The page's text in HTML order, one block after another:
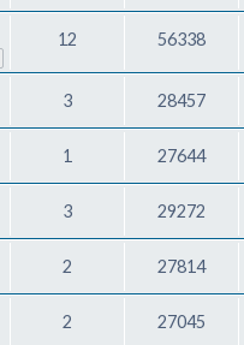
12 56338
3 28457
1 27644
3 29272
2 27814
2 27045